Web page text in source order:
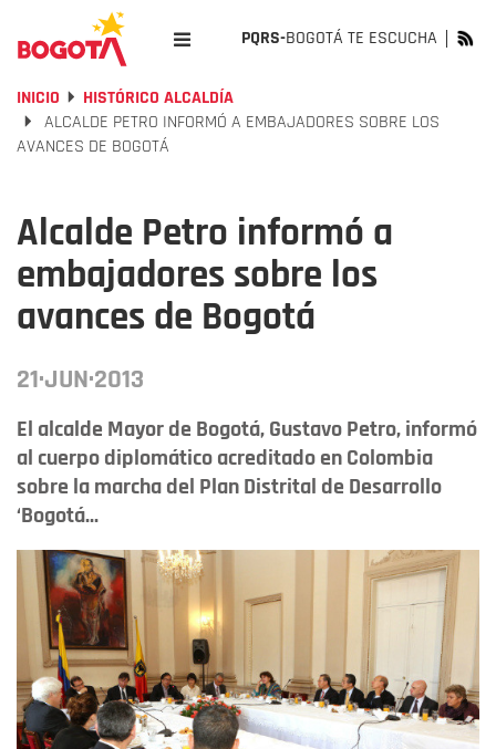
PQRS-BOGOTÁ TE ESCUCHA
INICIO
HISTÓRICO ALCALDÍA
ALCALDE PETRO INFORMÓ A EMBAJADORES SOBRE LOS
AVANCES DE BOGOTÁ
Alcalde Petro informó a
embajadores sobre los
avances de Bogotá
21·JUN·2013
El alcalde Mayor de Bogotá, Gustavo Petro, informó
al cuerpo diplomático acreditado en Colombia
sobre la marcha del Plan Distrital de Desarrollo
‘Bogotá...